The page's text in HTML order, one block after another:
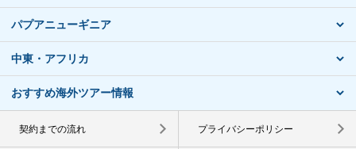
パプアニューギニア
中東・アフリカ
おすすめ海外ツアー情報
契約までの流れ プライバシーポリシー